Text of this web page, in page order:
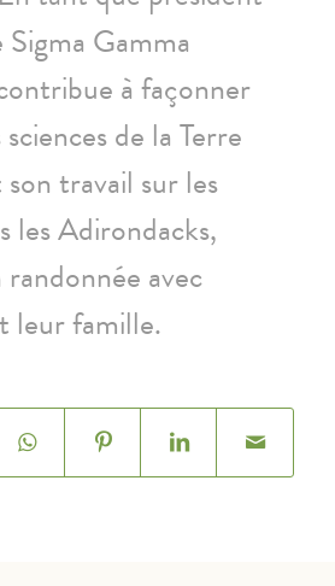
Sigma Gamma
à façonner
de la Terre
travail sur les
les Adirondacks,
avec
leur famille.